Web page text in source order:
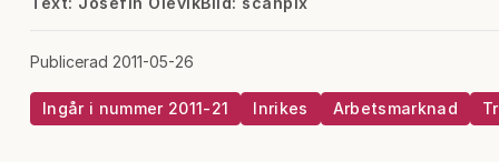
Publicerad 2011-05-26
Ingår i nummer 2011-21 Inrikes Arbetsmarknad